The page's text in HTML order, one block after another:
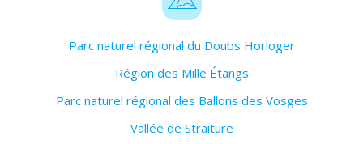
Parc naturel régional du Doubs Horloger
Région des Mille Étangs
Parc naturel régional des Ballons des Vosges
Vallée de Straiture